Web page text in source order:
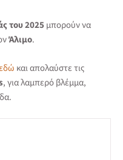
του 2025μπορούν να
Άλιμο.
και απολαύστε τις
, για λαμπερό βλέμμα,